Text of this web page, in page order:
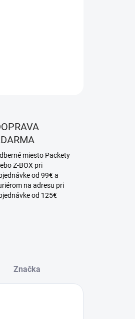
miesto Packety
Z-BOX pri
od 99€ a
na adresu pri
od 125€
Značka